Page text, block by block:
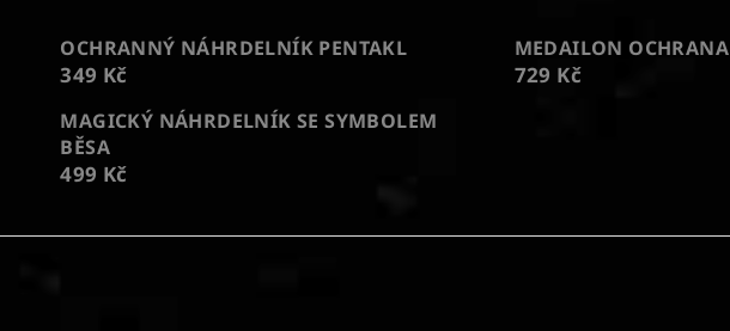
OCHRANNÝ NÁHRDELNÍK PENTAKL
349 Kč
MEDAILON OCHRANA
729 Kč
MAGICKÝ NÁHRDELNÍK SE SYMBOLEM
BĚSA
499 Kč